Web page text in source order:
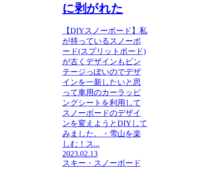
に剥がれた
【DIYスノーボード】私
が持っているスノーボ
ード(スプリットボード)
が古くデザインもビン
テージっぽいのでデザ
インを一新したいと思
って車用のカーラッピ
ングシートを利用して
スノーボードのデザイ
ンを変えようとDIYして
みました。・雪山を楽
しむ！ス...
2023.02.13
スキー・スノーボード